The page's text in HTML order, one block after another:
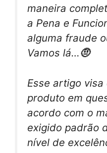
maneira
a Pena e
alguma fraude
Vamos lá…🤨
Esse artigo
produto em
acordo com o
exigido padrão
nível de